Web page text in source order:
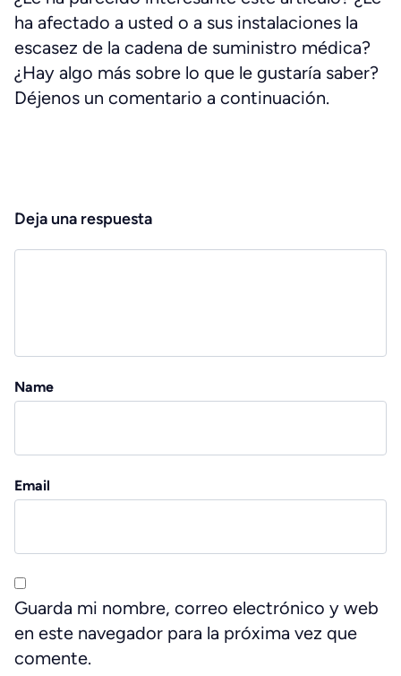
ha afectado a usted o a sus instalaciones la
escasez de la cadena de suministro médica?
¿Hay algo más sobre lo que le gustaría saber?
Déjenos un comentario a continuación.
Deja una respuesta
Name
Email
Guarda mi nombre, correo electrónico y web
en este navegador para la próxima vez que
comente.